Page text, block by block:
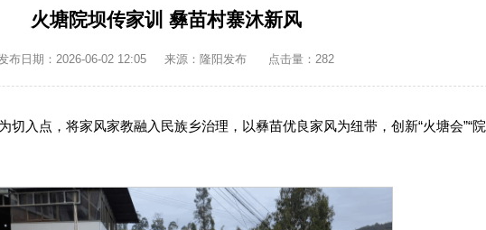
火塘院坝传家训 彝苗村寨沐新风
布日期：2026-06-02 12:05 来源：隆阳发布 点击量： 282
切入点，将家风家教融入民族乡治理，以彝苗优良家风为纽带，创新“火塘会”“